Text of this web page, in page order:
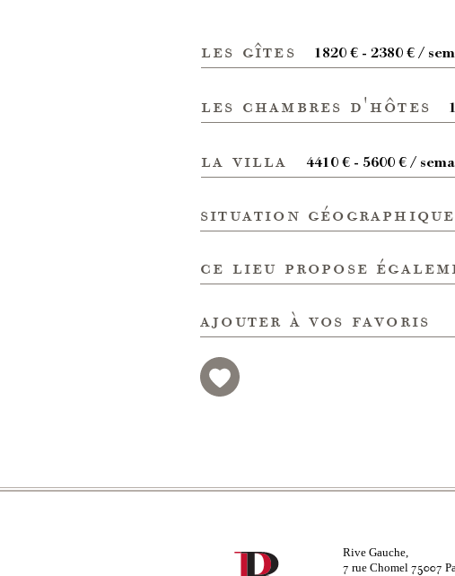
les gîtes 1820 € - 2380 € /
les chambres d'hôtes
la villa 4410 € - 5600 € /
situation géographique
ce lieu propose
ajouter à vos favoris
Rive Gauche,
7 rue Chomel 75007